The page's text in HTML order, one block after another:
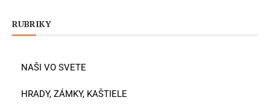
RUBRIKY
NAŠI VO SVETE
HRADY, ZÁMKY, KAŠTIELE